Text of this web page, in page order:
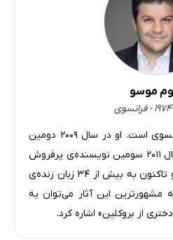
موسو
گیوم موسو نویسنده‌ی فرانسوی است. او در سال ۲۰۰۹ دومین
نویسنده‌ی پرفروش و در سال ۲۰۱۱ سومین نویسنده‌ی پرفروش
فرانسه شد. آثار گیوم موسو تاکنون به بیش از ۳۴ زبان زنده‌ی
مشهورترین این آثار می‌توان به
از بروکلین» اشاره کرد.